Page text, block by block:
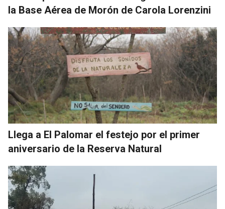
la Base Aérea de Morón de Carola Lorenzini
Llega a El Palomar el festejo por el primer
aniversario de la Reserva Natural